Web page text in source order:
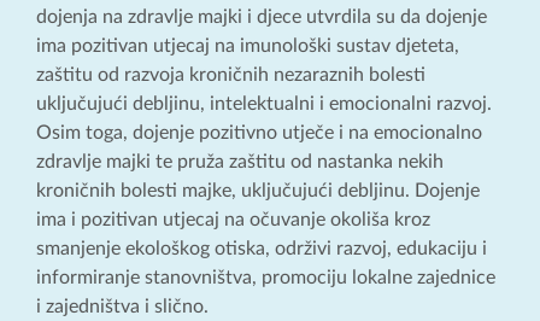
dojenja na zdravlje majki i djece utvrdila su da dojenje
ima pozitivan utjecaj na imunološki sustav djeteta,
zaštitu od razvoja kroničnih nezaraznih bolesti
uključujući debljinu, intelektualni i emocionalni razvoj.
Osim toga, dojenje pozitivno utječe i na emocionalno
zdravlje majki te pruža zaštitu od nastanka nekih
kroničnih bolesti majke, uključujući debljinu. Dojenje
ima i pozitivan utjecaj na očuvanje okoliša kroz
smanjenje ekološkog otiska, održivi razvoj, edukaciju i
informiranje stanovništva, promociju lokalne zajednice
i zajedništva i slično.